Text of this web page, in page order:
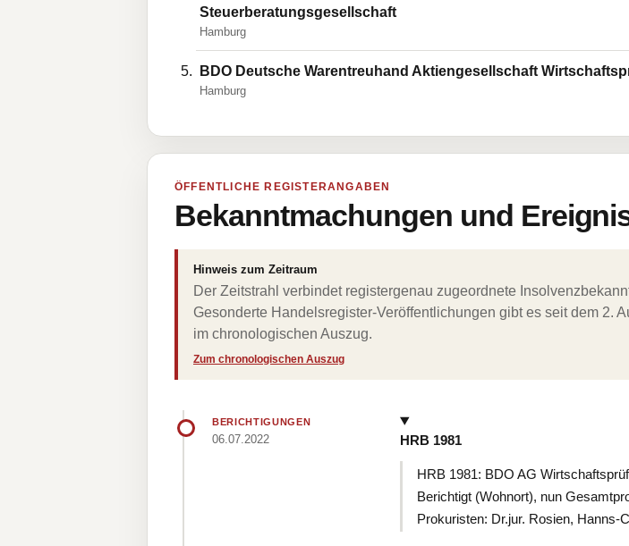
Steuerberatungsgesellschaft
Hamburg
BDO Deutsche Warentreuhand Aktiengesellschaft
Hamburg
ÖFFENTLICHE REGISTERANGABEN
Bekanntmachungen und
Hinweis zum Zeitraum
Der Zeitstrahl verbindet registergenau zugeordnete
Gesonderte Handelsregister-Veröffentlichungen gibt es seit dem 2.
im chronologischen Auszug.
Zum chronologischen Auszug
BERICHTIGUNGEN
06.07.2022 HRB 1981
HRB 1981: BDO AG
Berichtigt (Wohnort), nun
Prokuristen: Dr.jur. Rosien, Hanns-